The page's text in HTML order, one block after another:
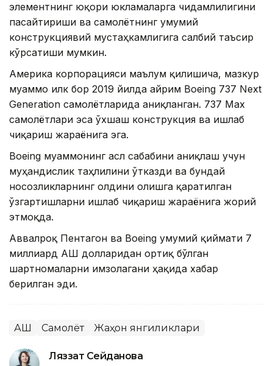
элементнинг юқори юкламаларга чидамлилигини
пасайтириши ва самолётнинг умумий
конструкциявий мустаҳкамлигига салбий таъсир
кўрсатиши мумкин.
Америка корпорацияси маълум қилишича, мазкур
муаммо илк бор 2019 йилда айрим Boeing 737 Next
Generation самолётларида аниқланган. 737 Max
самолётлари эса ўхшаш конструкция ва ишлаб
чиқариш жараёнига эга.
Boeing муаммонинг асл сабабини аниқлаш учун
муҳандислик таҳлилини ўтказди ва бундай
носозликларнинг олдини олишга қаратилган
ўзгартишларни ишлаб чиқариш жараёнига жорий
этмоқда.
Аввалроқ Пентагон ва Boeing умумий қиймати 7
миллиард АҚШ долларидан ортиқ бўлган
шартномаларни имзолагани ҳақида хабар
берилган эди.
АҚШ Самолёт Жаҳон янгиликлари
Ляззат Сейданова